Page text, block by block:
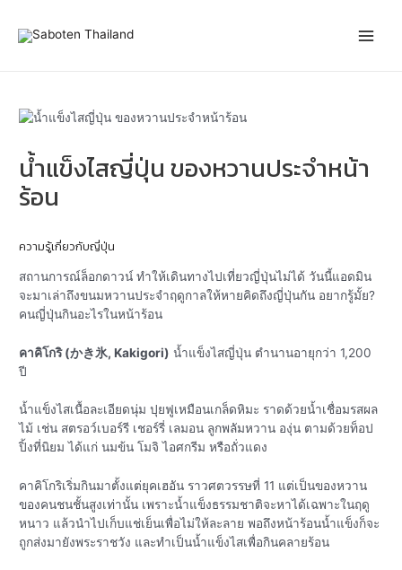
content
น้ำแข็งไสญี่ปุ่น ของหวานประจำหน้า
ร้อน
ความรู้เกี่ยวกับญี่ปุ่น
สถานการณ์ล็อกดาวน์ ทำให้เดินทางไปเที่ยวญี่ปุ่นไม่ได้ วันนี้แอดมิน
จะมาเล่าถึงขนมหวานประจำฤดูกาลให้หายคิดถึงญี่ปุ่นกัน อยากรู้มั้ย?
คนญี่ปุ่นกินอะไรในหน้าร้อน
คาคิโกริ (かき氷, Kakigori) น้ำแข็งไสญี่ปุ่น ตำนานอายุกว่า 1,200
ปี
น้ำแข็งไสเนื้อละเอียดนุ่ม ปุยฟูเหมือนเกล็ดหิมะ ราดด้วยน้ำเชื่อมรสผล
ไม้ เช่น สตรอว์เบอร์รี เชอร์รี่ เลมอน ลูกพลัมหวาน องุ่น ตามด้วยท็อป
ปิ้งที่นิยม ได้แก่ นมข้น โมจิ ไอศกรีม หรือถั่วแดง
คาคิโกริเริ่มกินมาตั้งแต่ยุคเฮอัน ราวศตวรรษที่ 11 แต่เป็นของหวาน
ของคนชนชั้นสูงเท่านั้น เพราะน้ำแข็งธรรมชาติจะหาได้เฉพาะในฤดู
หนาว แล้วนำไปเก็บแช่เย็นเพื่อไม่ให้ละลาย พอถึงหน้าร้อนน้ำแข็งก็จะ
ถูกส่งมายังพระราชวัง และทำเป็นน้ำแข็งไสเพื่อกินคลายร้อน
navigation